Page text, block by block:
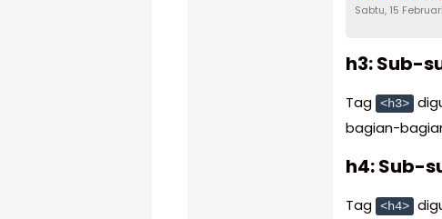
Sabtu, 15
h3: Sub-
Tag <h3>
bagian-
h4: Sub-
Tag <h4>